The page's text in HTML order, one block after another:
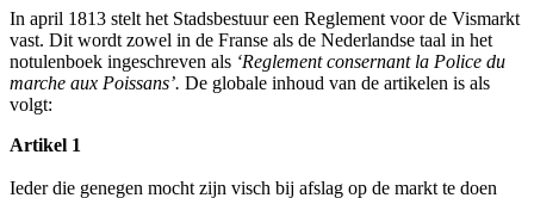
In april 1813 stelt het Stadsbestuur een Reglement voor de Vismarkt
vast. Dit wordt zowel in de Franse als de Nederlandse taal in het
notulenboek ingeschreven als ‘Reglement consernant la Police du
marche aux Poissans’. De globale inhoud van de artikelen is als
volgt:
Artikel 1
Ieder die genegen mocht zijn visch bij afslag op de markt te doen